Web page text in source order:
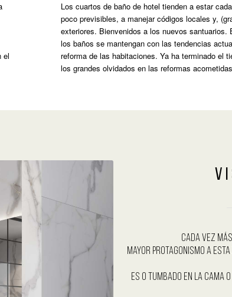
el
Los cuartos de baño de hotel tienden a estar
poco previsibles, a manejar códigos locales y,
exteriores. Bienvenidos a los nuevos
los baños se mantengan con las tendencias
reforma de las habitaciones. Ya ha terminado el
los grandes olvidados en las reformas
V
Cada vez
mayor protagonismo a esta
es o tumbado en la cama